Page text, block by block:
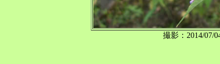
撮影：2014/07/